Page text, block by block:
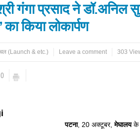
गंगा प्रसाद ने डॉ.अनिल
किया लोकार्पण
(Launch & etc.) Leave a comment 303
0
पटना, 20 अक्टूबर,मेघालयके